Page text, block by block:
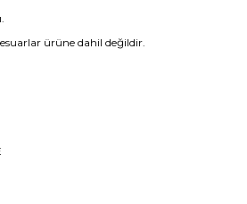
ürüne dahil değildir.